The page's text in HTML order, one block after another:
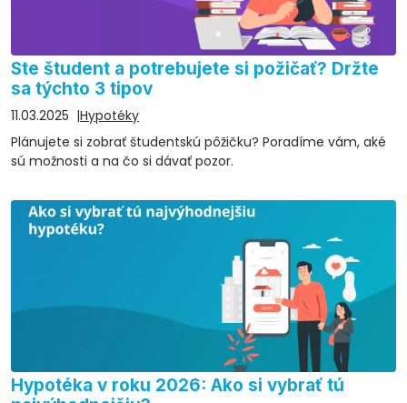
Ste študent a potrebujete si požičať? Držte
sa týchto 3 tipov
11.03.2025
Hypotéky
Plánujete si zobrať študentskú pôžičku? Poradíme vám, aké
sú možnosti a na čo si dávať pozor.
Hypotéka v roku 2026: Ako si vybrať tú